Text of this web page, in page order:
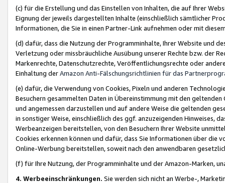
(c) für die Erstellung und das Einstellen von Inhalten, die auf Ihrer
Eignung der jeweils dargestellten Inhalte (einschließlich sämtlicher
Informationen, die Sie in einen Partner-Link aufnehmen oder mit
(d) dafür, dass die Nutzung der Programminhalte, Ihrer Website und
Verletzung oder missbräuchliche Ausübung unserer Rechte bzw. der
Markenrechte, Datenschutzrechte, Veröffentlichungsrechte oder
Einhaltung derAmazon Anti-Fälschungsrichtlinien für das
(e) dafür, die Verwendung von Cookies, Pixeln und anderen
Besuchern gesammelten Daten in Übereinstimmung mit den
und angemessen darzustellen und auf andere Weise die geltenden
in sonstiger Weise, einschließlich des ggf. anzuzeigenden Hinweises,
Werbeanzeigen bereitstellen, von den Besuchern Ihrer Website
Cookies erkennen können und dafür, dass Sie Informationen über die
Online-Werbung bereitstellen, soweit nach den anwendbaren
(f) für Ihre Nutzung, der Programminhalte und der Amazon-Marken,
4. Werbeeinschränkungen. Sie werden sich nicht an Werbe-,